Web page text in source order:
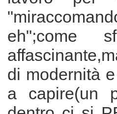
eh";come
di modernità
a capire(un